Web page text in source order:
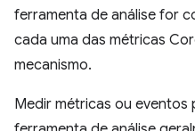
ferramenta de análise for
cada uma das métricas
mecanismo.
Medir métricas ou eventos